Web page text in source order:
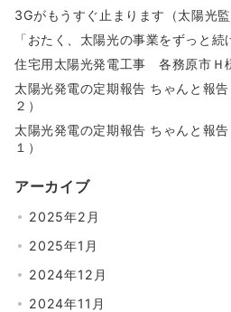
3Gがもうすぐ止まります（太陽光
「おたく、太陽光の事業をずっと
住宅用太陽光発電工事 各務原市Ｈ
太陽光発電の定期報告 ちゃんと報
２）
太陽光発電の定期報告 ちゃんと報
１）
アーカイブ
2025年2月
2025年1月
2024年12月
2024年11月